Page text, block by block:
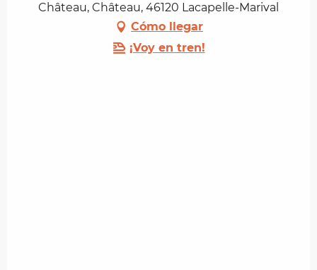
Château, Château, 46120 Lacapelle-Marival
Cómo llegar
¡Voy en tren!